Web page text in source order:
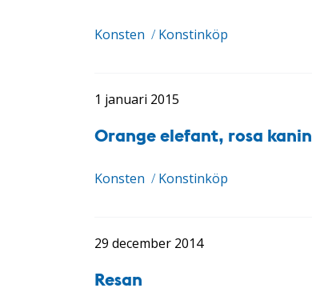
Konsten / Konstinköp
1 januari 2015
Orange elefant, rosa kanin
Konsten / Konstinköp
29 december 2014
Resan